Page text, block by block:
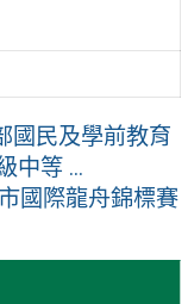
國民及學前教育
中等 ...
國際龍舟錦標賽